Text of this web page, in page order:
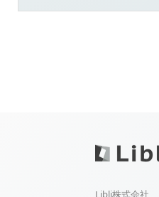
Libli株式会社